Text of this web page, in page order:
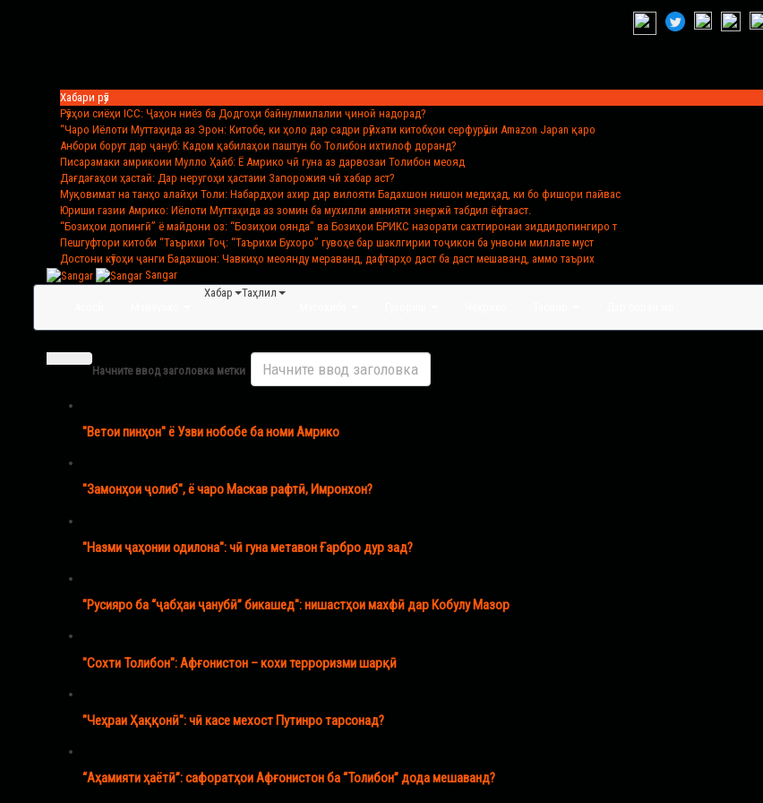
Хабари рӯз
Рӯзҳои сиёҳи ICC: Ҷаҳон ниёз ба Додгоҳи байнулмилалии ҷиноӣ надорад?
“Чаро Иёлоти Муттаҳида аз Эрон: Китобе, ки ҳоло дар садри рӯйхати китобҳои серфурӯши Amazon Japan қаро
Анбори борут дар ҷануб: Кадом қабилаҳои паштун бо Толибон ихтилоф доранд?
Писарамаки амрикоии Мулло Ҳайб: Ё Амрико чӣ гуна аз дарвозаи Толибон меояд
Дағдағаҳои ҳастаӣ: Дар неругоҳи ҳастаии Запорожия чӣ хабар аст?
Муқовимат на танҳо алайҳи Толи: Набардҳои ахир дар вилояти Бадахшон нишон медиҳад, ки бо фишори пайвас
Юриши газии Амрико: Иёлоти Муттаҳида аз зомин ба мухилли амнияти энержӣ табдил ёфтааст.
“Бозиҳои допингӣ” ё майдони оз: “Бозиҳои оянда” ва Бозиҳои БРИКС назорати сахтгиронаи зиддидопингиро т
Пешгуфтори китоби “Таърихи Тоҷ: “Таърихи Бухоро” гувоҳе бар шаклгирии тоҷикон ба унвони миллате муст
Достони кӯтоҳи ҷанги Бадахшон: Чавкиҳо меоянду мераванд, дафтарҳо даст ба даст мешаванд, аммо таърих
Sangar
Хабар
Таҳлил
Начните ввод заголовка метки
"Ветои пинҳон" ё Узви нобобе ба номи Амрико
"Замонҳои ҷолиб", ё чаро Маскав рафтӣ, Имронхон?
"Назми ҷаҳонии одилона": чӣ гуна метавон Ғарбро дур зад?
"Русияро ба “ҷабҳаи ҷанубӣ” бикашед": нишастҳои махфӣ дар Кобулу Мазор
"Сохти Толибон": Афғонистон – кохи терроризми шарқӣ
"Чеҳраи Ҳаққонӣ": чӣ касе мехост Путинро тарсонад?
“Аҳамияти ҳаётӣ”: сафоратҳои Афғонистон ба “Толибон” дода мешаванд?